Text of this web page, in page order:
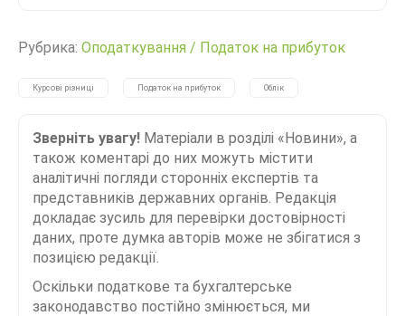
Рубрика: Оподаткування / Податок на прибуток
Курсові різниці Податок на прибуток Облік
Зверніть увагу! Матеріали в розділі «Новини», а
також коментарі до них можуть містити
аналітичні погляди сторонніх експертів та
представників державних органів. Редакція
докладає зусиль для перевірки достовірності
даних, проте думка авторів може не збігатися з
позицією редакції.
Оскільки податкове та бухгалтерське
законодавство постійно змінюється, ми